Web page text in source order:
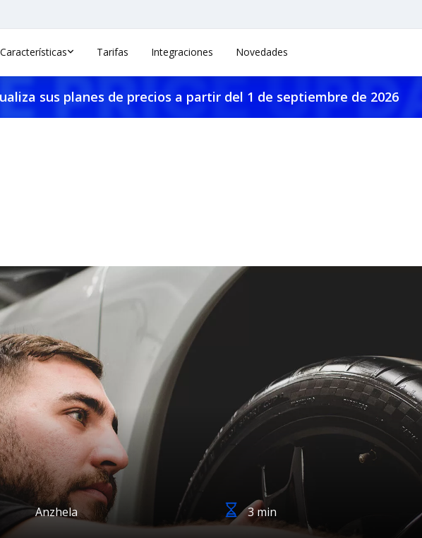
Características Tarifas Integraciones Novedades
sus planes de precios a partir del 1 de septiembre de 2026
Anzhela 3 min